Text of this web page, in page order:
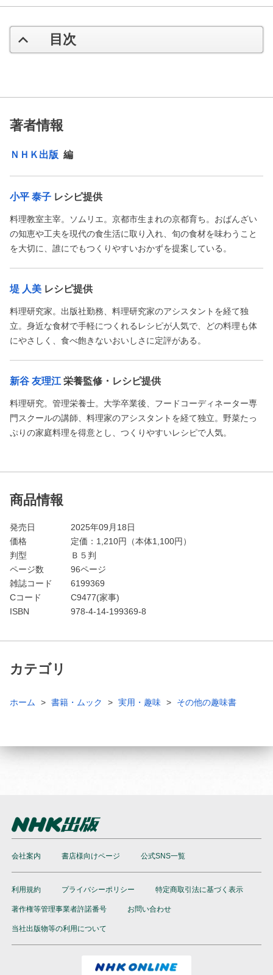
目次
著者情報
ＮＨＫ出版 編
小平 泰子 レシピ提供
料理教室主宰。ソムリエ。京都市生まれの京都育ち。おばんざい
の知恵や工夫を現代の食生活に取り入れ、旬の食材を味わうこと
を大切に、誰にでもつくりやすいおかずを提案している。
堤 人美 レシピ提供
料理研究家。出版社勤務、料理研究家のアシスタントを経て独
立。身近な食材で手軽につくれるレシピが人気で、どの料理も体
にやさしく、食べ飽きないおいしさに定評がある。
新谷 友理江 栄養監修・レシピ提供
料理研究。管理栄養士。大学卒業後、フードコーディネーター専
門スクールの講師、料理家のアシスタントを経て独立。野菜たっ
ぷりの家庭料理を得意とし、つくりやすいレシピで人気。
商品情報
発売日
2025年09月18日
価格
定価： 1,210円（本体1,100円）
判型
Ｂ５判
ページ数
96ページ
雑誌コード
6199369
Cコード
C9477(家事)
ISBN
978-4-14-199369-8
カテゴリ
ホーム 書籍・ムック 実用・趣味 その他の趣味書
会社案内 書店様向けページ 公式SNS一覧
利用規約 プライバシーポリシー 特定商取引法に基づく表示
著作権等管理事業者許諾番号 お問い合わせ
当社出版物等の利用について